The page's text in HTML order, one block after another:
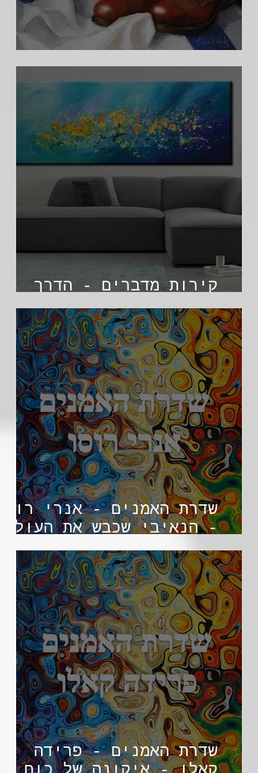
אומנות ומלחמה הקשר
קירות מדברים - הדרך
לבחירת אומנות לחלל
שדרת האמנים - אנרי
- הנאיבי שכבש את העולם
האמנות
שדרת האמנים - פרידה